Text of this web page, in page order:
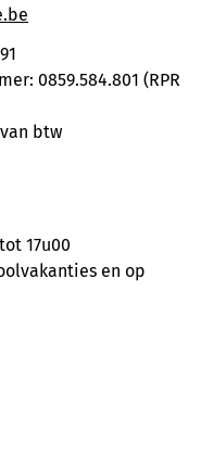
0859.584.801 (RPR
btw
17u00
en op